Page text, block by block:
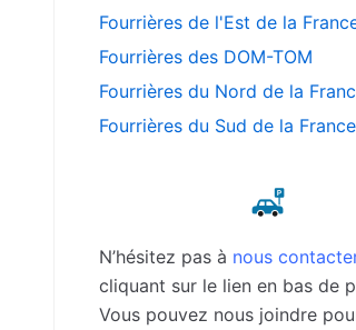
Fourrières de l'Est de la
Fourrières des DOM-TOM
Fourrières du Nord de la
Fourrières du Sud de la France
N’hésitez pas à nous
cliquant sur le lien en bas de
Vous pouvez nous joindre